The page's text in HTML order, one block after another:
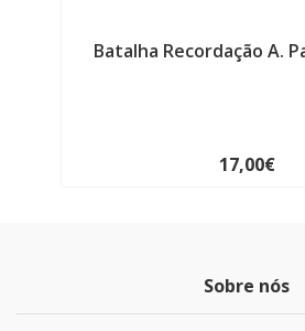
Batalha Recordação A.
17,00€
Sobre nós